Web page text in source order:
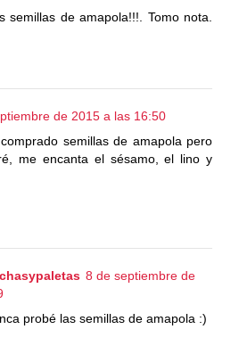
semillas de amapola!!!. Tomo nota.
de 2015 a las 16:50
semillas de amapola pero
me encanta el sésamo, el lino y
8 de septiembre de
probé las semillas de amapola :)